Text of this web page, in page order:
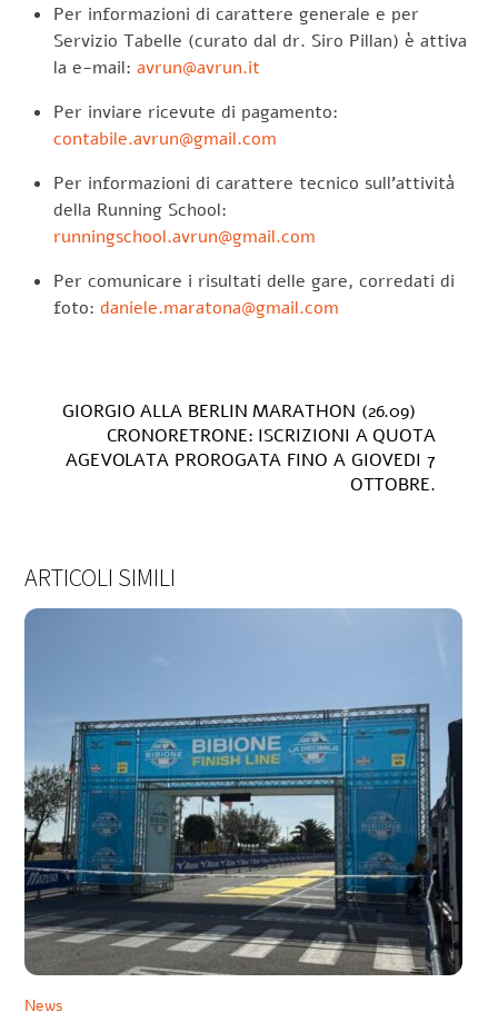
Per informazioni di carattere generale e per
Servizio Tabelle (curato dal dr. Siro Pillan) è attiva
la e-mail: avrun@avrun.it
Per inviare ricevute di pagamento:
contabile.avrun@gmail.com
Per informazioni di carattere tecnico sull’attività
della Running School:
runningschool.avrun@gmail.com
Per comunicare i risultati delle gare, corredati di
foto: daniele.maratona@gmail.com
GIORGIO ALLA BERLIN MARATHON (26.09)
CRONORETRONE: ISCRIZIONI A QUOTA
AGEVOLATA PROROGATA FINO A GIOVEDI 7
OTTOBRE.
ARTICOLI SIMILI
News